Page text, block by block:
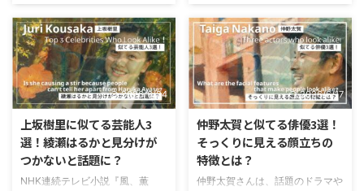
ている早坂美海さん。2026年に
19歳を迎え、学業と芸能活動を両
立しながら活躍の場を広げていま
すよね。そんな早坂美海さんです
が、「大学に進学しているのか
な？」「芸能活動と両立できてい
も多いのではないでしょうか。こ
の記事では、早坂美海さんの大学
進学や現在のキャンパスライフに
ついて調査していきます。最後ま
（こうさかじゅり）さん。透明感
のある雰囲気と自然な演技力で、
最近ではドラマやCMなどで見か
ける機会も増えていますよね。そ
んな上坂樹里さんですが、「兄弟
はいるのかな？」「どんな家族の
っている方も多いのではないでし
ょうか。実は、上坂樹里さんは3
人姉妹の末っ子で、家族仲の良さ
が伝わるエピソードも明かしてい
2026/6/24
上坂樹里に似てる芸能人3
選！綾瀬はるかと見分けが
つかないと話題に？
NHK連続テレビ小説『風、薫
2026/6/17
仲野太賀と似てる俳優3選！
そっくりに見える顔立ちの
特徴とは？
仲野太賀さんは、話題のドラマや